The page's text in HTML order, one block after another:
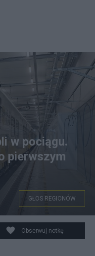
w pociągu.
pierwszym
GŁOS REGIONÓW
Obserwuj notkę